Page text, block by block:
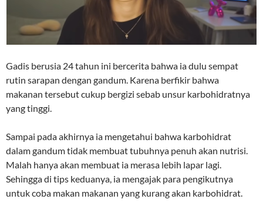
Gadis berusia 24 tahun ini bercerita bahwa ia dulu sempat
rutin sarapan dengan gandum. Karena berfikir bahwa
makanan tersebut cukup bergizi sebab unsur karbohidratnya
yang tinggi.
Sampai pada akhirnya ia mengetahui bahwa karbohidrat
dalam gandum tidak membuat tubuhnya penuh akan nutrisi.
Malah hanya akan membuat ia merasa lebih lapar lagi.
Sehingga di tips keduanya, ia mengajak para pengikutnya
untuk coba makan makanan yang kurang akan karbohidrat.